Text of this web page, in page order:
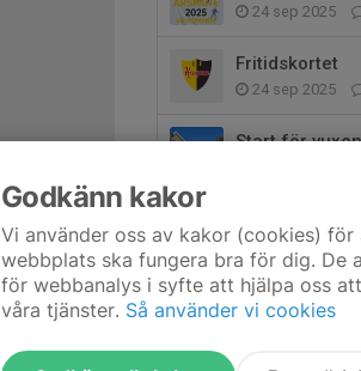
24 sep 2025
Fritidskortet
24 sep 2025
Start för
Välkommen
28 mar 2025
Godkänn kakor
Vi använder oss av kakor (cookies)
webbplats ska fungera bra för dig. De
för webbanalys i syfte att hjälpa oss
våra tjänster. Så använder vi cookies